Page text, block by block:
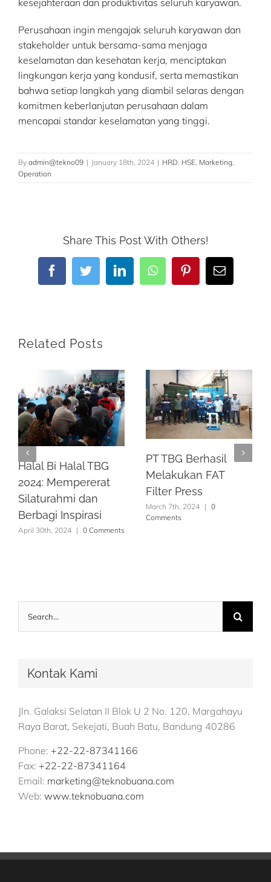
kesejahteraan dan produktivitas seluruh karyawan.
Perusahaan ingin mengajak seluruh karyawan dan
stakeholder untuk bersama-sama menjaga
keselamatan dan kesehatan kerja, menciptakan
lingkungan kerja yang kondusif, serta memastikan
bahwa setiap langkah yang diambil selaras dengan
komitmen keberlanjutan perusahaan dalam
mencapai standar keselamatan yang tinggi.
By admin@tekno09 | January 18th, 2024 | HRD, HSE, Marketing,
Operation
Share This Post With Others!
FacebookTwitterLinkedInWhatsAppPinterestEmail
Related Posts
Halal Bi Halal TBG
2024: Mempererat
Silaturahmi dan
Berbagi Inspirasi
April 30th, 2024 | 0 Comments
PT TBG Berhasil
Melakukan FAT
Filter Press
March 7th, 2024 | 0
Comments
for:
Kontak Kami
Jln. Galaksi Selatan II Blok U 2 No. 120, Margahayu
Raya Barat, Sekejati, Buah Batu, Bandung 40286
Phone: +22-22-87341166
Fax: +22-22-87341164
Email: marketing@teknobuana.com
Web: www.teknobuana.com